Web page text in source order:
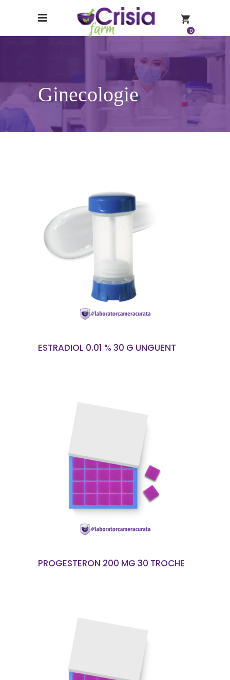
0
Ginecologie
CITEȘTE MAI MULT
ESTRADIOL 0.01 % 30 G UNGUENT
CITEȘTE MAI MULT
PROGESTERON 200 MG 30 TROCHE